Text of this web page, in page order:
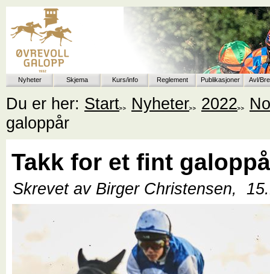
Nyheter Skjema Kurs/info Reglement Publikasjoner Avl/
Du er her: Start Nyheter 2022
galoppår
Takk for et fint
Skrevet av Birger Christensen,